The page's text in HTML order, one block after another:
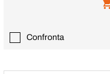
Confronta